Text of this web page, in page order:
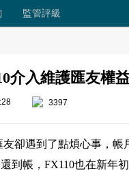
監管評級
介入維護匯友權
3397
卻遇到了點煩心事，
到帳，FX110也在新年